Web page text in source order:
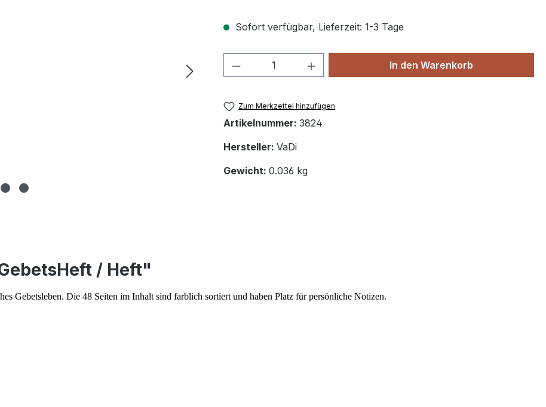
Sofort verfügbar, Lieferzeit: 1-3 Tage
Produkt Anzahl: Gib den gewünschten Wert
In den Warenkorb
Zum Merkzettel hinzufügen
Artikelnummer: 3824
Hersteller: VaDi
Gewicht: 0.036 kg
/ Heft"
Gebetsleben. Die 48 Seiten im Inhalt sind farblich sortiert und haben Platz für persönliche Notizen.